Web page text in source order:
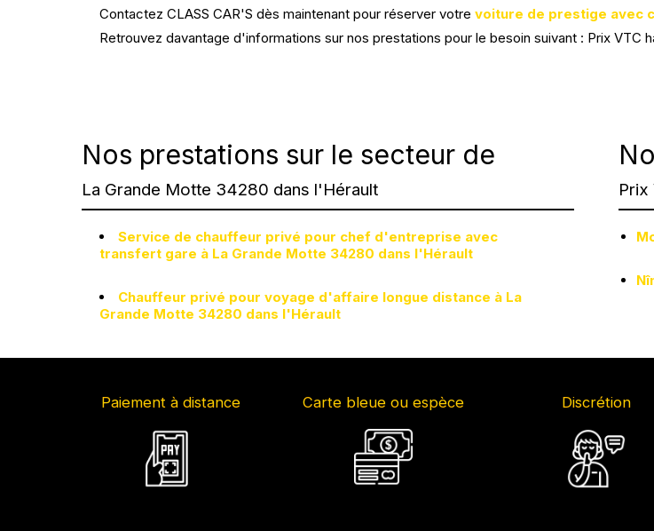
Contactez CLASS CAR'S dès maintenant pour réserver votre voiture de prestige avec
Retrouvez davantage d'informations sur nos prestations pour le besoin suivant : Prix VTC
Nos prestations sur le secteur de
La Grande Motte 34280 dans l'Hérault
Service de chauffeur privé pour chef d'entreprise avec
transfert gare à La Grande Motte 34280 dans l'Hérault
Chauffeur privé pour voyage d'affaire longue distance à La
Grande Motte 34280 dans l'Hérault
Prix
Paiement à distance Carte bleue ou espèce Discrétion